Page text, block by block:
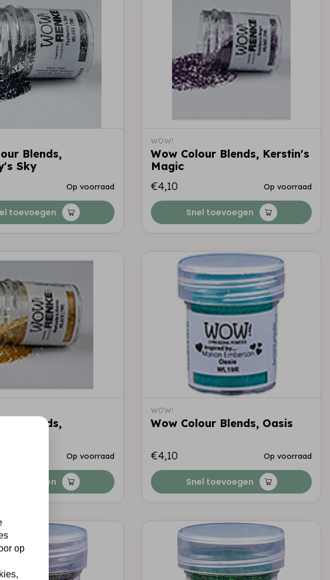
Blends,
Sky
Op voorraad
toevoegen
WOW!
Wow Colour Blends, Kerstin's
Magic
€4,10
Op voorraad
Snel toevoegen
Blends,
Op voorraad
toevoegen
WOW!
Wow Colour Blends, Oasis
€4,10 Op voorraad
Snel toevoegen
op